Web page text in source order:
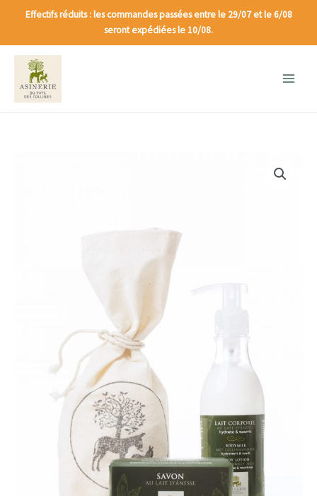
Effectifs réduits : les commandes passées entre le 29/07 et le 6/08
seront expédiées le 10/08.
Menu